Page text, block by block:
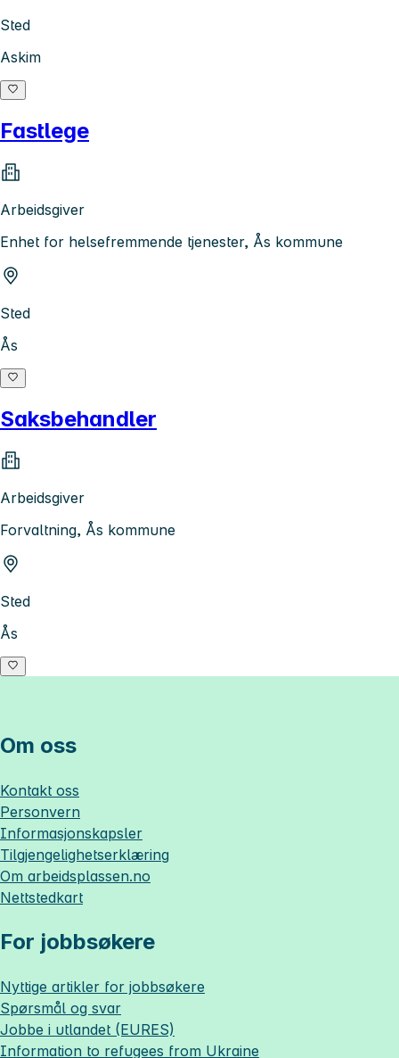
Sted
Askim
Fastlege
Arbeidsgiver
Enhet for helsefremmende tjenester, Ås kommune
Sted
Ås
Saksbehandler
Arbeidsgiver
Forvaltning, Ås kommune
Sted
Ås
Om oss
Kontakt oss
Personvern
Informasjonskapsler
Tilgjengelighetserklæring
Om arbeidsplassen.no
Nettstedkart
For jobbsøkere
Nyttige artikler for jobbsøkere
Spørsmål og svar
Jobbe i utlandet (EURES)
Information to refugees from Ukraine